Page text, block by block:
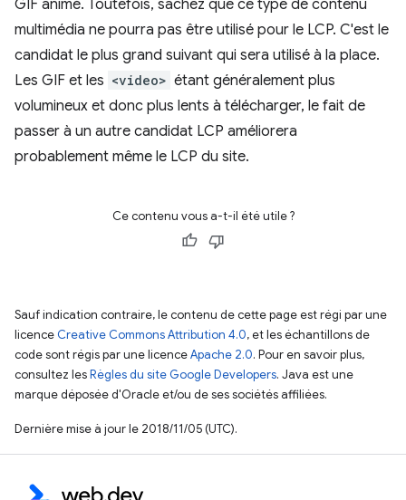
GIF animé. Toutefois, sachez que ce type de contenu
multimédia ne pourra pas être utilisé pour le LCP. C'est le
candidat le plus grand suivant qui sera utilisé à la place.
Les GIF et les <video> étant généralement plus
volumineux et donc plus lents à télécharger, le fait de
passer à un autre candidat LCP améliorera
probablement même le LCP du site.
Ce contenu vous a-t-il été utile ?
Sauf indication contraire, le contenu de cette page est régi par une
licence Creative Commons Attribution 4.0, et les échantillons de
code sont régis par une licenceApache 2.0. Pour en savoir plus,
consultez lesRègles du site Google Developers. Java est une
marque déposée d'Oracle et/ou de ses sociétés affiliées.
Dernière mise à jour le 2018/11/05 (UTC).